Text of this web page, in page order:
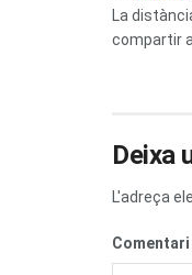
La
compartir
Deixa
L'adreça
Comentari